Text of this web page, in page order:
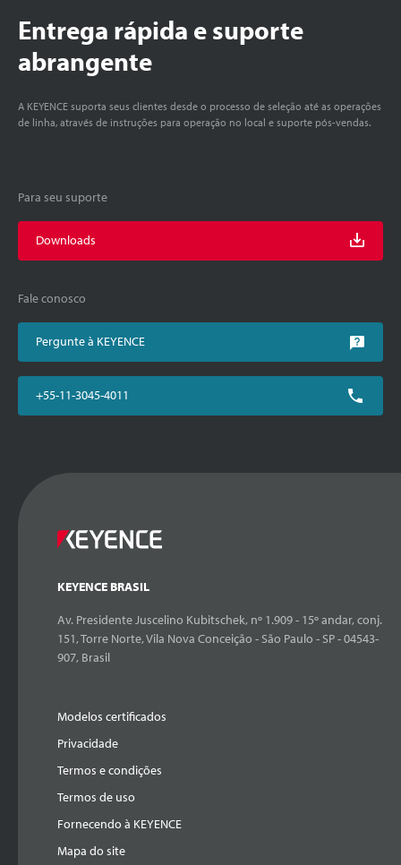
Entrega rápida e suporte
abrangente
A KEYENCE suporta seus clientes desde o processo de seleção até as operações
de linha, através de instruções para operação no local e suporte pós-vendas.
Para seu suporte
Downloads
Fale conosco
Pergunte à KEYENCE
+55-11-3045-4011
KEYENCE BRASIL
Av. Presidente Juscelino Kubitschek, nº 1.909 - 15º andar, conj.
151, Torre Norte, Vila Nova Conceição - São Paulo - SP - 04543-
907, Brasil
Modelos certificados
Privacidade
Termos e condições
Termos de uso
Fornecendo à KEYENCE
Mapa do site